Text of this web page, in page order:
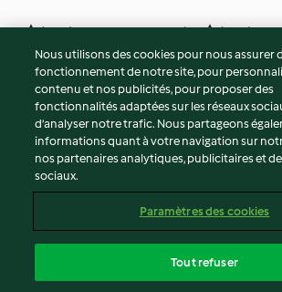
4 (2.1K) 1h 30min5 (4.1K)
© Copyright 2026
Conditions d'utilisation
Politique de confidentialité
Non-responsabilité
Mentions légales
Contenu du rapport
Déclaration d'accessibilité
Nous utilisons des cookies pour nous assurer
fonctionnement de notre site, pour
contenu et nos publicités, pour proposer des
fonctionnalités adaptées sur les réseaux
d’analyser notre trafic. Nous partageons
informations quant à votre navigation sur
nos partenaires analytiques, publicitaires et
sociaux.
Paramètres des cookies
Tout refuser